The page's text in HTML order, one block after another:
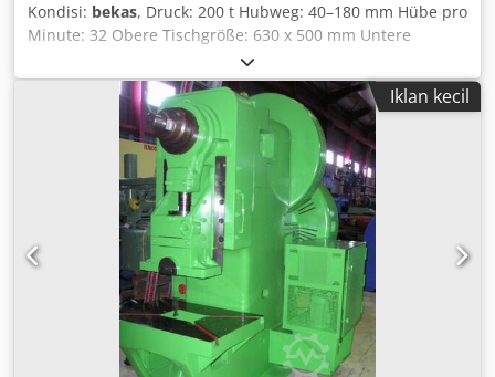
Kondisi: bekas, Druck: 200 t Hubweg: 40–180 mm Hübe pro
Minute: 32 Obere Tischgröße: 630 x 500 mm Untere
Tischgröße: 900 x 800 mm Technische Merkmale:
Luftkupplung Leistung: 15 PS ABMESSUNGEN: Höhe: 3.000
mm Breite: 1.000 mm Länge: 2.750 mm Gewicht: 14.000 kg
Cjdpfx Ae Dvi Uohcsrf Neue Elektroanlage
Iklan kecil